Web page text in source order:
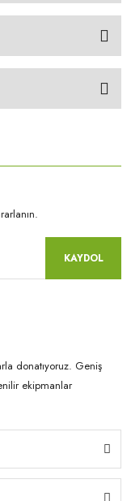
KAYDOL
donatıyoruz. Geniş
ekipmanlar